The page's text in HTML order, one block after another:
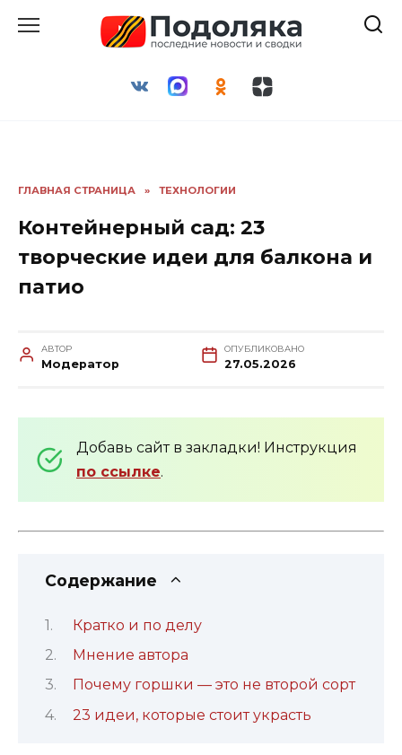
ГЛАВНАЯ СТРАНИЦА » ТЕХНОЛОГИИ
Контейнерный сад: 23
творческие идеи для балкона и
патио
АВТОР
Модератор
ОПУБЛИКОВАНО
27.05.2026
Добавь сайт в закладки! Инструкция
по ссылке.
Содержание
Кратко и по делу
Мнение автора
Почему горшки — это не второй сорт
23 идеи, которые стоит украсть